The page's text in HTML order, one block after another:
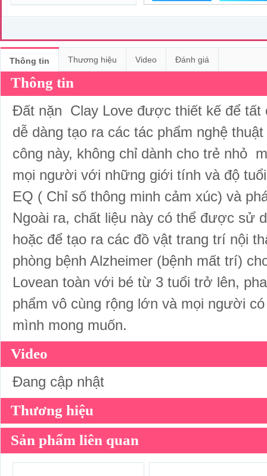
Thông tin Thương hiệu Video Đánh giá
Thông tin
Đất nặn Clay Love được thiết kế để tất
dễ dàng tạo ra các tác phẩm nghệ
công này, không chỉ dành cho trẻ nhỏ
mọi người với những giới tính và độ
EQ ( Chỉ số thông minh cảm xúc) và
Ngoài ra, chất liệu này có thể được sử
hoặc để tạo ra các đồ vật trang trí nội
phòng bệnh Alzheimer (bệnh mất trí)
Lovean toàn với bé từ 3 tuổi trở lên,
phẩm vô cùng rộng lớn và mọi người
mình mong muốn.
Video
Đang cập nhật
Thương hiệu
Sản phẩm liên quan